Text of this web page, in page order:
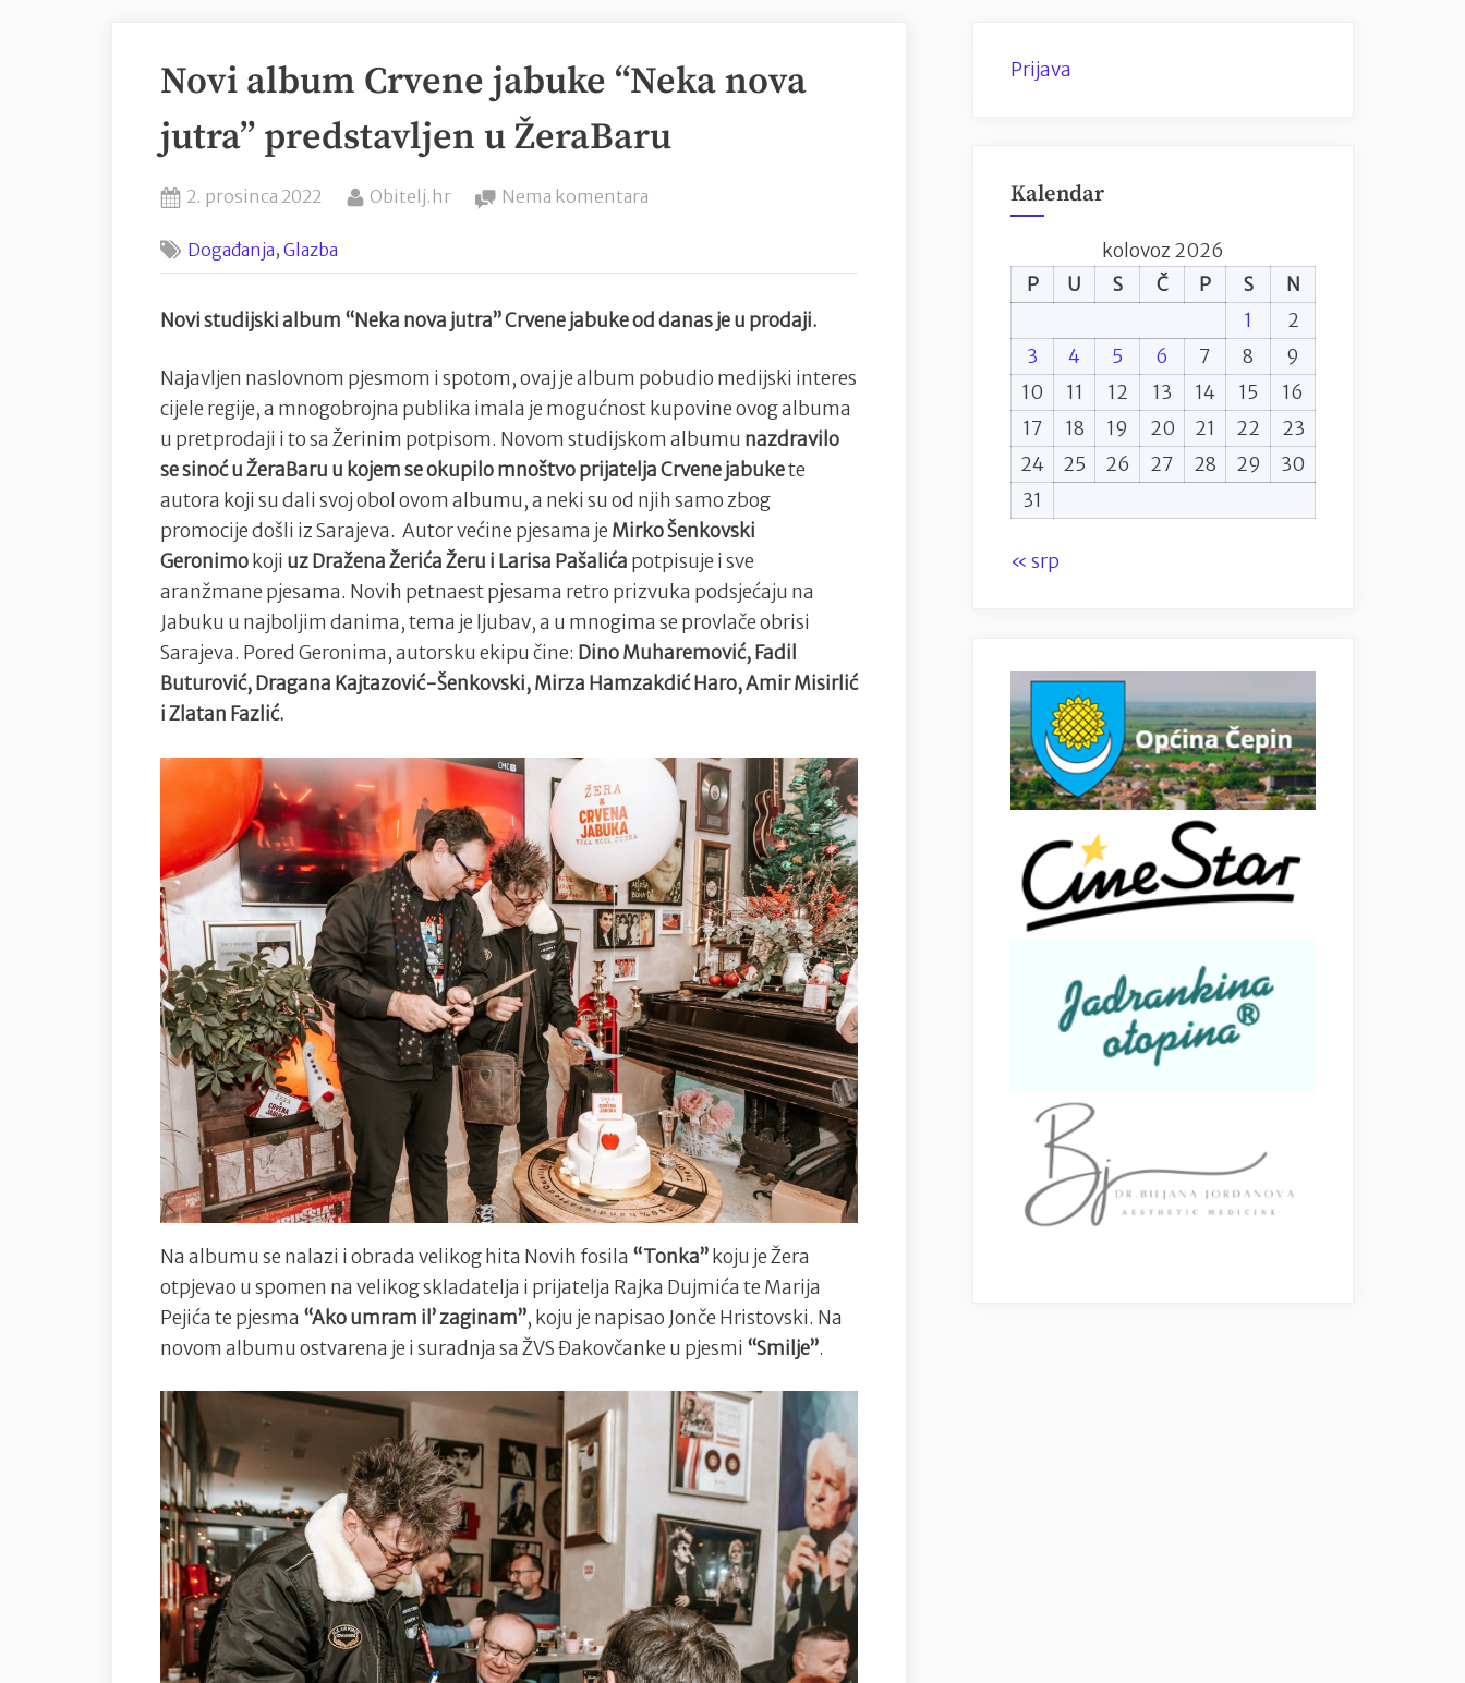
Novi album Crvene jabuke “Neka nova
jutra” predstavljen u ŽeraBaru
Posted
2. prosinca 2022 By
Obitelj.hr Nema komentara
jabuke
nova
jutra”
predstavljen
u
ŽeraBaru
Događanja,Glazba
Novi studijski album “Neka nova jutra” Crvene jabuke od danas je u prodaji.
Najavljen naslovnom pjesmom i spotom, ovaj je album pobudio medijski interes
cijele regije, a mnogobrojna publika imala je mogućnost kupovine ovog albuma
u pretprodaji i to sa Žerinim potpisom. Novom studijskom albumu nazdravilo
se sinoć u ŽeraBaru u kojem se okupilo mnoštvo prijatelja Crvene jabukete
autora koji su dali svoj obol ovom albumu, a neki su od njih samo zbog
promocije došli iz Sarajeva. Autor većine pjesama je Mirko Šenkovski
Geronimo koji uz Dražena Žerića Žeru i Larisa Pašalića potpisuje i sve
aranžmane pjesama. Novih petnaest pjesama retro prizvuka podsjećaju na
Jabuku u najboljim danima, tema je ljubav, a u mnogima se provlače obrisi
Sarajeva. Pored Geronima, autorsku ekipu čine: Dino Muharemović, Fadil
Buturović, Dragana Kajtazović-Šenkovski, Mirza Hamzakdić Haro, Amir Misirlić
i Zlatan Fazlić.
Na albumu se nalazi i obrada velikog hita Novih fosila “Tonka”koju je Žera
otpjevao u spomen na velikog skladatelja i prijatelja Rajka Dujmića te Marija
Pejića te pjesma “Ako umram il’ zaginam”, koju je napisao Jonče Hristovski. Na
novom albumu ostvarena je i suradnja sa ŽVS Đakovčanke u pjesmi “Smilje”.
Prijava
Kalendar
kolovoz 2026
P
U S Č P S
N
1
2
3
4 5 6 7 8
9
10
11 12 13 14 15
16
17
18 19 20 21 22
23
24
25 26 27 28 29
30
31
« srp